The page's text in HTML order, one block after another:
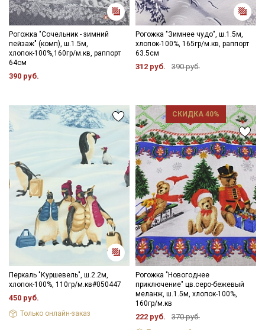
Рогожка "Сочельник - зимний
пейзаж" (комп), ш.1.5м,
хлопок-100%,160гр/м.кв, раппорт
64см
390 руб.
Рогожка "Зимнее чудо", ш.1.5м,
хлопок-100%, 165гр/м.кв, раппорт
63.5см
312 руб. 390 руб.
Перкаль "Куршевель", ш.2.2м,
хлопок-100%, 110гр/м.кв#050447
450 руб.
Только онлайн-заказ
СКИДКА 40%
Рогожка "Новогоднее
приключение" цв.серо-бежевый
меланж, ш.1.5м, хлопок-100%,
160гр/м.кв
222 руб. 370 руб.